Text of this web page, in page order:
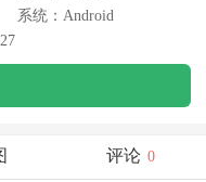
系统：Android
评论 0